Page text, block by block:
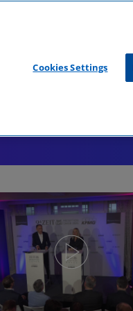
Cookies Settings